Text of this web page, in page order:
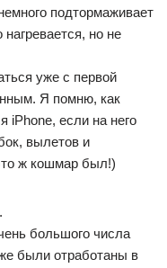
подтормаживает
но не
уже с первой
Я помню, как
iPhone, если на него
вылетов и
ж кошмар был!)
большого числа
были отработаны в